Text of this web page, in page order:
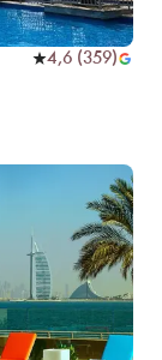
4,6 (359)